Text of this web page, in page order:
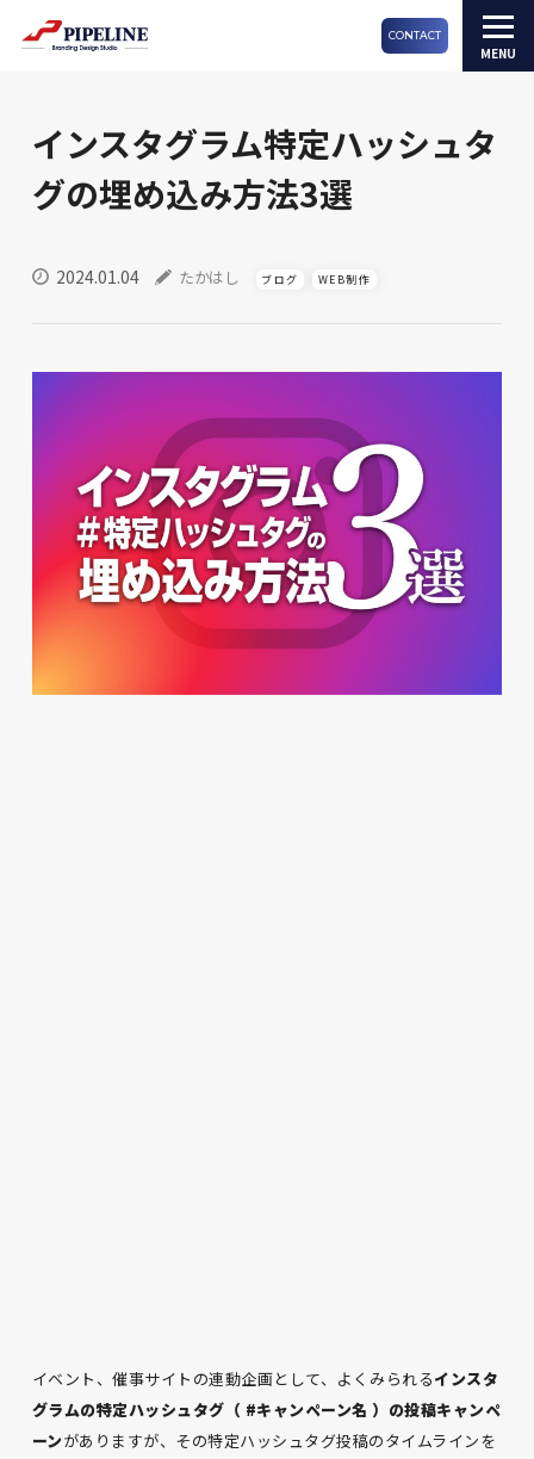
CONTACT
インスタグラム特定ハッシュタ
グの埋め込み方法3選
2024.01.04 たかはし ブログ WEB制作
イベント、催事サイトの連動企画として、よくみられるインスタ
グラムの特定ハッシュタグ（ #キャンペーン名 ）の投稿キャンペ
ーンがありますが、その特定ハッシュタグ投稿のタイムラインを